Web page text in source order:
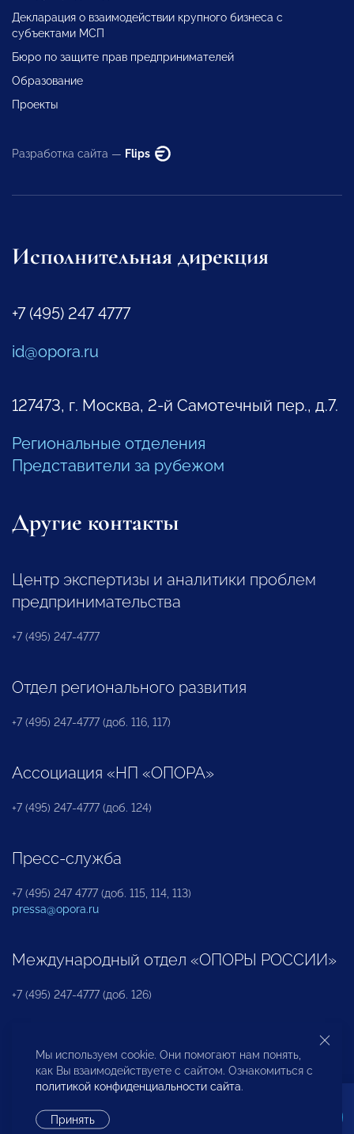
Декларация о взаимодействии крупного бизнеса с
субъектами МСП
Бюро по защите прав предпринимателей
Образование
Проекты
Разработка сайта — Flips
Исполнительная дирекция
+7 (495) 247 4777
id@opora.ru
127473, г. Москва, 2-й Самотечный пер., д.7.
Региональные отделения
Представители за рубежом
Другие контакты
Центр экспертизы и аналитики проблем
предпринимательства
+7 (495) 247-4777
Отдел регионального развития
+7 (495) 247-4777 (доб. 116, 117)
Ассоциация «НП «ОПОРА»
+7 (495) 247-4777 (доб. 124)
Пресс-служба
+7 (495) 247 4777 (доб. 115, 114, 113)
pressa@opora.ru
Международный отдел «ОПОРЫ РОССИИ»
+7 (495) 247-4777 (доб. 126)
Бюро по защите прав предпринимателей и
инвесторов
Мы используем cookie. Они помогают нам понять,
как Вы взаимодействуете с сайтом. Ознакомиться с
политикой конфиденциальности сайта.
Принять